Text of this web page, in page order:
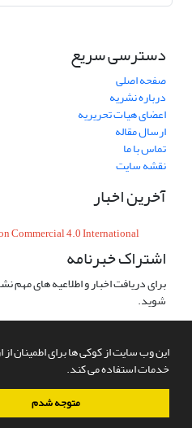
این وب سایت از کوکی ها برای اطمینان از
خدمات استفاده می کند.
متوجه شدم
دسترسی سریع
صفحه اصلی
درباره نشریه
اعضای هیات تحریریه
ارسال مقاله
تماس با ما
نقشه سایت
آخرین اخبار
Commercial 4.0 International
اشتراک خبرنامه
برای دریافت اخبار و اطلاعیه های
شوید.
سامانه مدیریت نشریات علمی.طراحی